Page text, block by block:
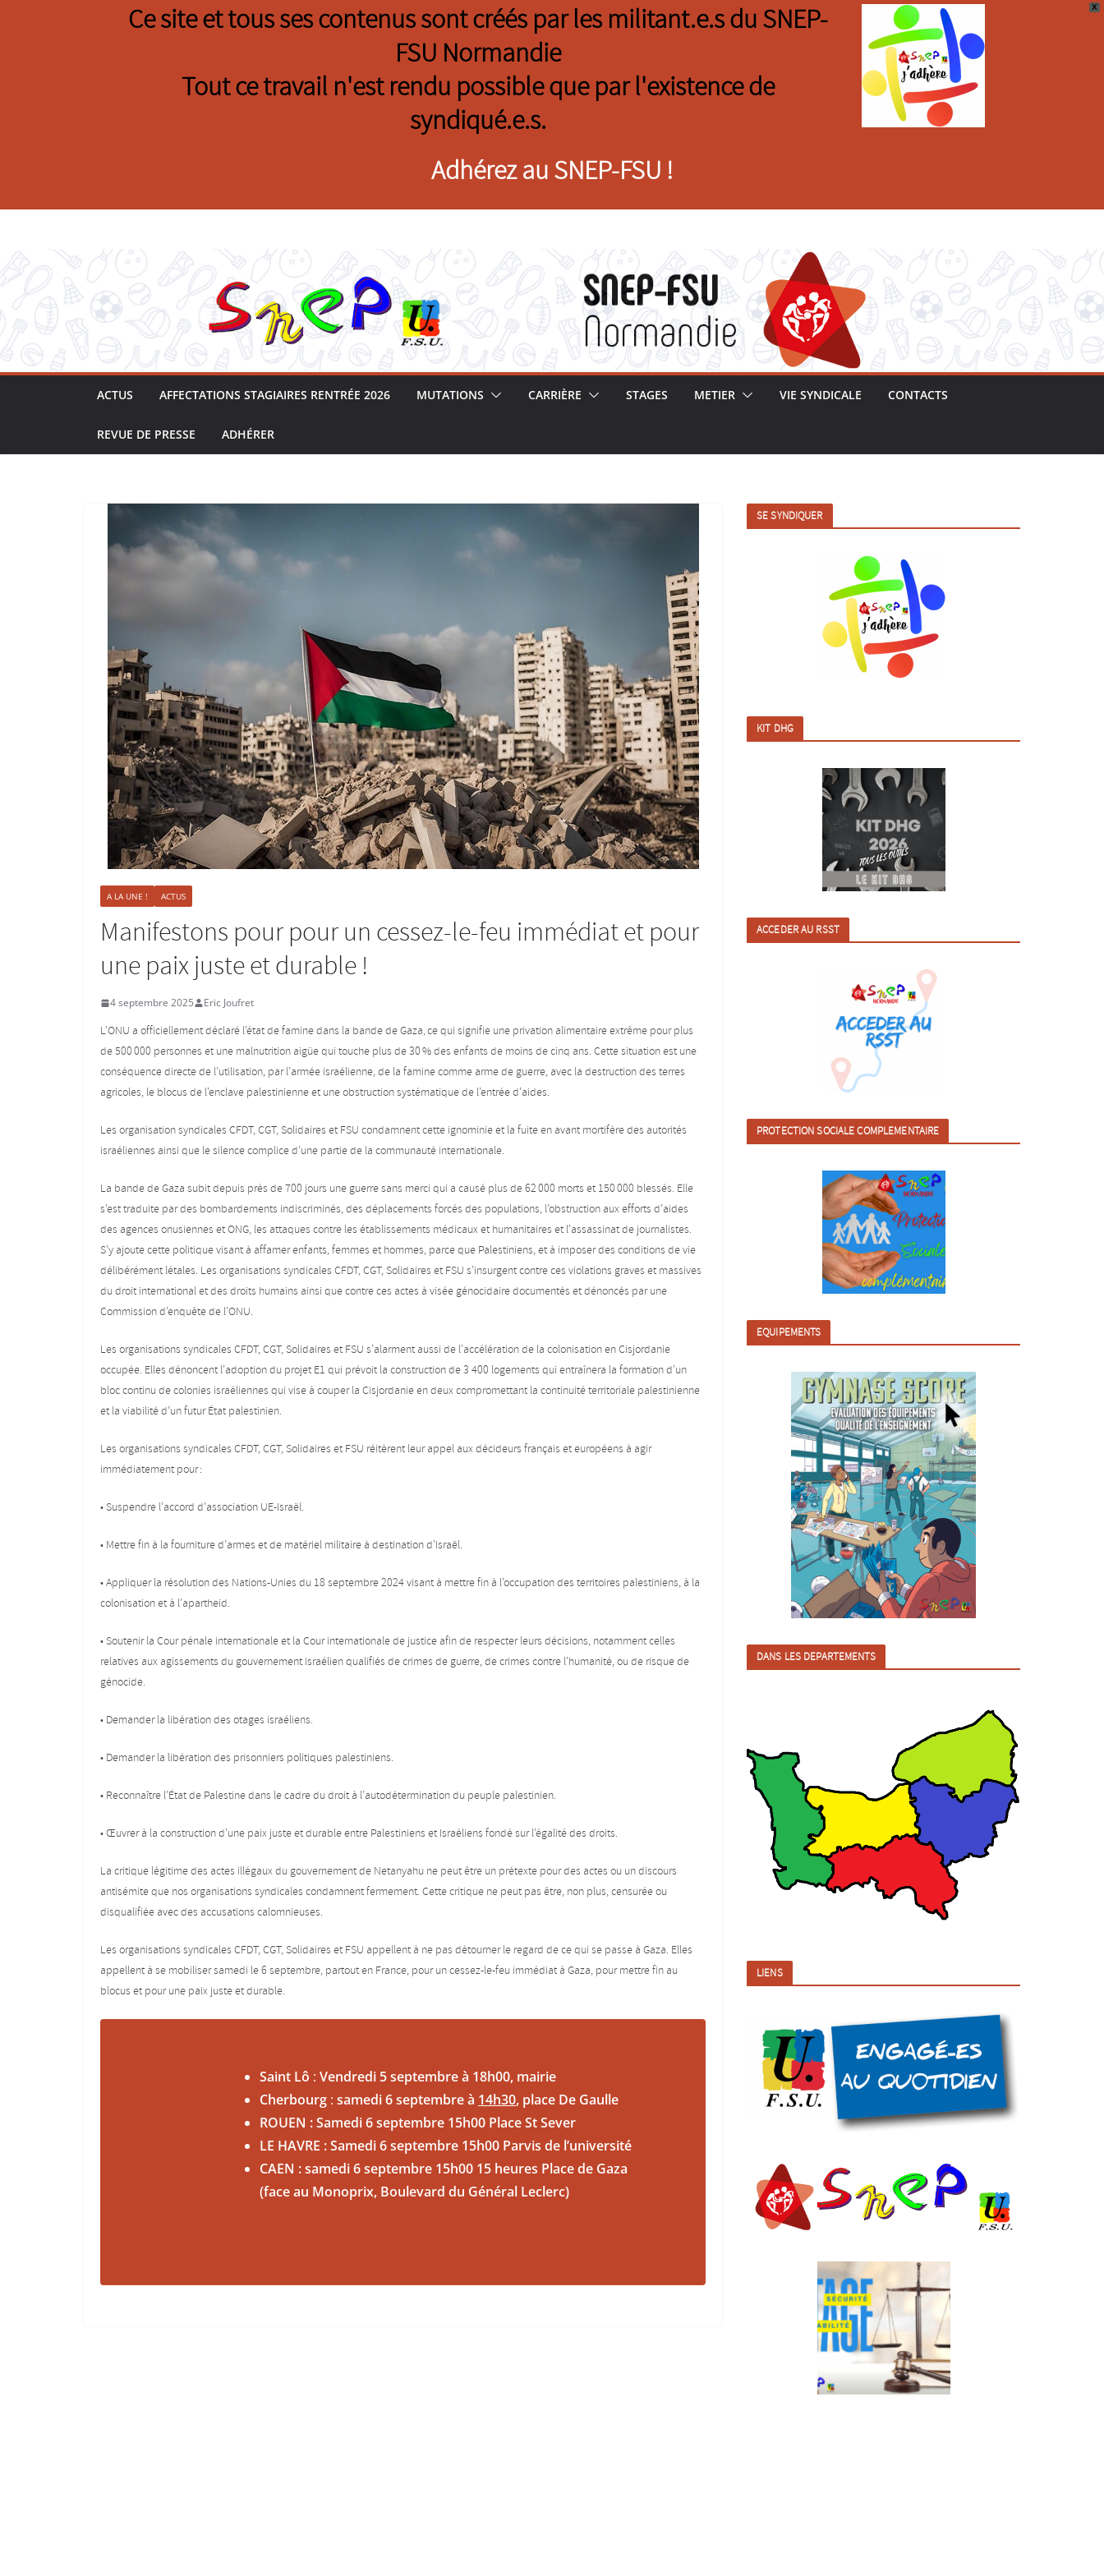
X
Ce site et tous ses contenus sont créés par les militant.e.s du SNEP-
FSU Normandie
Tout ce travail n'est rendu possible que par l'existence de
syndiqué.e.s.
Adhérez au SNEP-FSU !
ACTUS AFFECTATIONS STAGIAIRES RENTRÉE 2026 MUTATIONS CARRIÈRE STAGES METIER VIE SYNDICALE CONTACTS
REVUE DE PRESSE ADHÉRER
A LA UNE ! ACTUS
Manifestons pour pour un cessez-le-feu immédiat et pour
une paix juste et durable !
4 septembre 2025 Eric Joufret
L’ONU a officiellement déclaré l’état de famine dans la bande de Gaza, ce qui signifie une privation alimentaire extrême pour plus
de 500 000 personnes et une malnutrition aigüe qui touche plus de 30 % des enfants de moins de cinq ans. Cette situation est une
conséquence directe de l’utilisation, par l’armée israélienne, de la famine comme arme de guerre, avec la destruction des terres
agricoles, le blocus de l’enclave palestinienne et une obstruction systématique de l’entrée d’aides.
Les organisation syndicales CFDT, CGT, Solidaires et FSU condamnent cette ignominie et la fuite en avant mortifère des autorités
israéliennes ainsi que le silence complice d’une partie de la communauté internationale.
La bande de Gaza subit depuis près de 700 jours une guerre sans merci qui a causé plus de 62 000 morts et 150 000 blessés. Elle
s’est traduite par des bombardements indiscriminés, des déplacements forcés des populations, l’obstruction aux efforts d’aides
des agences onusiennes et ONG, les attaques contre les établissements médicaux et humanitaires et l’assassinat de journalistes.
S’y ajoute cette politique visant à affamer enfants, femmes et hommes, parce que Palestiniens, et à imposer des conditions de vie
délibérément létales. Les organisations syndicales CFDT, CGT, Solidaires et FSU s’insurgent contre ces violations graves et massives
du droit international et des droits humains ainsi que contre ces actes à visée génocidaire documentés et dénoncés par une
Commission d’enquête de l’ONU.
Les organisations syndicales CFDT, CGT, Solidaires et FSU s’alarment aussi de l’accélération de la colonisation en Cisjordanie
occupée. Elles dénoncent l’adoption du projet E1 qui prévoit la construction de 3 400 logements qui entraînera la formation d’un
bloc continu de colonies israéliennes qui vise à couper la Cisjordanie en deux compromettant la continuité territoriale palestinienne
et la viabilité d’un futur État palestinien.
Les organisations syndicales CFDT, CGT, Solidaires et FSU réitèrent leur appel aux décideurs français et européens à agir
immédiatement pour :
• Suspendre l’accord d’association UE-Israël.
• Mettre fin à la fourniture d’armes et de matériel militaire à destination d’Israël.
• Appliquer la résolution des Nations-Unies du 18 septembre 2024 visant à mettre fin à l’occupation des territoires palestiniens, à la
colonisation et à l’apartheid.
• Soutenir la Cour pénale internationale et la Cour internationale de justice afin de respecter leurs décisions, notamment celles
relatives aux agissements du gouvernement israélien qualifiés de crimes de guerre, de crimes contre l’humanité, ou de risque de
génocide.
• Demander la libération des otages israéliens.
• Demander la libération des prisonniers politiques palestiniens.
• Reconnaître l’État de Palestine dans le cadre du droit à l’autodétermination du peuple palestinien.
• Œuvrer à la construction d’une paix juste et durable entre Palestiniens et Israéliens fondé sur l’égalité des droits.
La critique légitime des actes illégaux du gouvernement de Netanyahu ne peut être un prétexte pour des actes ou un discours
antisémite que nos organisations syndicales condamnent fermement. Cette critique ne peut pas être, non plus, censurée ou
disqualifiée avec des accusations calomnieuses.
Les organisations syndicales CFDT, CGT, Solidaires et FSU appellent à ne pas détourner le regard de ce qui se passe à Gaza. Elles
appellent à se mobiliser samedi le 6 septembre, partout en France, pour un cessez-le-feu immédiat à Gaza, pour mettre fin au
blocus et pour une paix juste et durable.
Saint Lô : Vendredi 5 septembre à 18h00, mairie
Cherbourg : samedi 6 septembre à 14h30, place De Gaulle
ROUEN : Samedi 6 septembre 15h00 Place St Sever
LE HAVRE : Samedi 6 septembre 15h00 Parvis de l’université
CAEN : samedi 6 septembre 15h00 15 heures Place de Gaza
(face au Monoprix, Boulevard du Général Leclerc)
SE SYNDIQUER
KIT DHG
ACCEDER AU RSST
PROTECTION SOCIALE COMPLEMENTAIRE
EQUIPEMENTS
DANS LES DEPARTEMENTS
LIENS